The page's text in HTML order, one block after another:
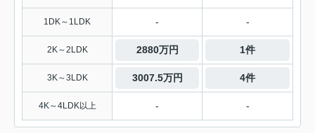
1DK～1LDK - -
2K～2LDK 2880万円 1件
3K～3LDK 3007.5万円 4件
4K～4LDK以上 - -